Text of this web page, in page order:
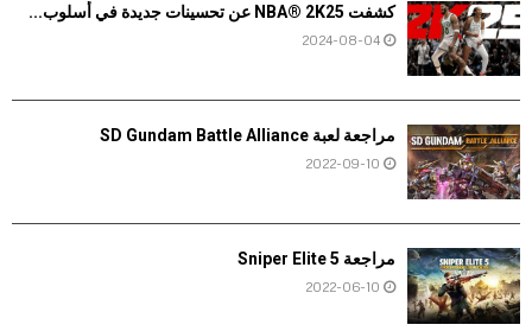
كشفت NBA® 2K25 عن تحسينات جديدة في أسلوب...
2024-08-04
مراجعة لعبة SD Gundam Battle Alliance
2022-09-10
مراجعة Sniper Elite 5
2022-06-10